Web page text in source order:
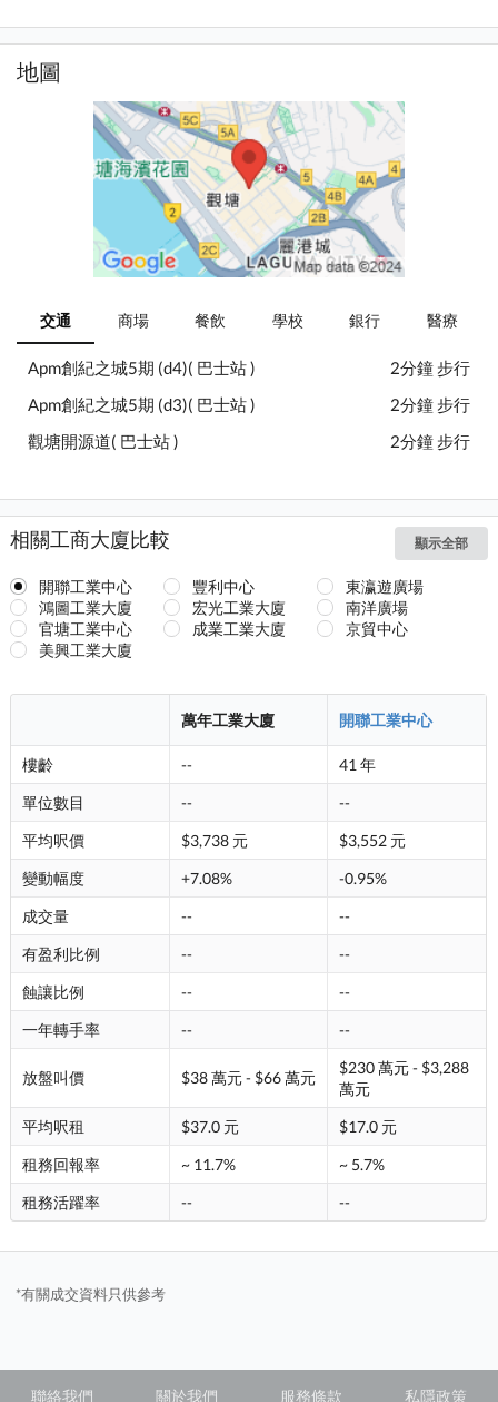
地圖
交通 商場 餐飲 學校 銀行 醫療
Apm創紀之城5期 (d4)( 巴士站 )
2分鐘 步行
Apm創紀之城5期 (d3)( 巴士站 )
2分鐘 步行
觀塘開源道( 巴士站 )
2分鐘 步行
相關工商大廈比較 顯示全部
開聯工業中心 豐利中心
東瀛遊廣場
鴻圖工業大廈
宏光工業大廈
南洋廣場
官塘工業中心
成業工業大廈
京貿中心
美興工業大廈
萬年工業大廈 開聯工業中心
樓齡 --
41 年
單位數目
--
--
平均呎價
$3,738 元
$3,552 元
變動幅度
+7.08%
-0.95%
成交量
--
--
有盈利比例
--
--
蝕讓比例
--
--
一年轉手率
-- --
放盤叫價 $38 萬元 - $66 萬元
$230 萬元 - $3,288
萬元
平均呎租
$37.0 元
$17.0 元
租務回報率
~ 11.7%
~ 5.7%
租務活躍率
-- --
*有關成交資料只供參考
聯絡我們 關於我們 服務條款 私隱政策